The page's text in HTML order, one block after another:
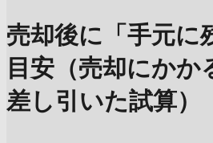
売却後に「手元に
目安（売却にかか
差し引いた試算）